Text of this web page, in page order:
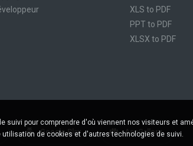
XLS to PDF
PPT to PDF
XLSX to PDF
RTF to PDF
FB2 to PDF
AppGallery
Google Play
pour comprendre d'où viennent nos visiteurs et
de cookies et d'autres technologies de suivi.